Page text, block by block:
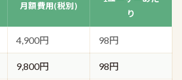
月額費用(税別)
り
4,900円 98円
9,800円 98円